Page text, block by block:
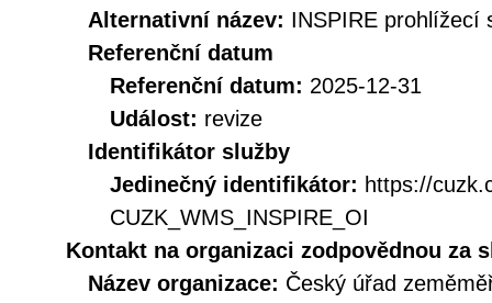
Alternativní název: INSPIRE prohlížecí
Referenční datum
Referenční datum: 2025-12-31
Událost: revize
Identifikátor služby
Jedinečný identifikátor: https://
CUZK_WMS_INSPIRE_OI
Kontakt na organizaci zodpovědnou za
Název organizace: Český úřad